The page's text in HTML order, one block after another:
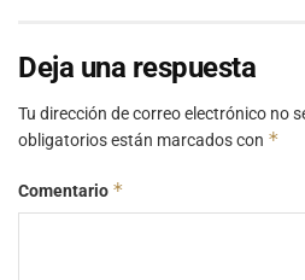
Deja una respuesta
Tu dirección de correo electrónico no
obligatorios están marcados con *
Comentario *